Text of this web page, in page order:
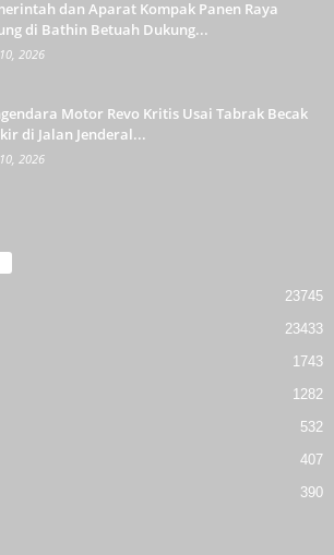
dan Aparat Kompak Panen Raya
di Bathin Betuah Dukung...
2026
Motor Revo Kritis Usai Tabrak Becak
di Jalan Jenderal...
2026
23745
23433
1743
1282
532
407
390